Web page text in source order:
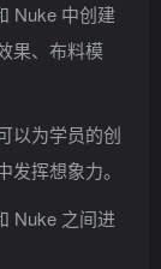
Nuke 中创建
果、布料模
以为学员的创
挥想象力。
Nuke 之间进